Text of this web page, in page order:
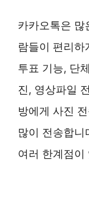
카카오톡은 많
람들이 편리
투표 기능, 단
진, 영상파일
방에게 사진
많이 전송합
여러 한계점이